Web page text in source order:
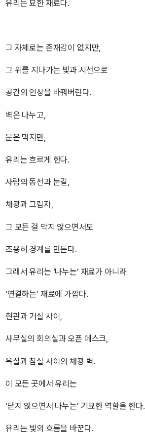
유리는 묘한 재료다.
그 자체로는 존재감이 없지만,
그 위를 지나가는 빛과 시선으로
공간의 인상을 바꿔버린다.
벽은 나누고,
문은 막지만,
유리는 흐르게 한다.
사람의 동선과 눈길,
채광과 그림자,
그 모든 걸 막지 않으면서도
조용히 경계를 만든다.
그래서 유리는 ‘나누는’ 재료가 아니라
‘연결하는’ 재료에 가깝다.
현관과 거실 사이,
사무실의 회의실과 오픈 데스크,
욕실과 침실 사이의 채광 벽.
이 모든 곳에서 유리는
‘닫지 않으면서 나누는’ 기묘한 역할을 한다.
유리는 빛의 흐름을 바꾼다.